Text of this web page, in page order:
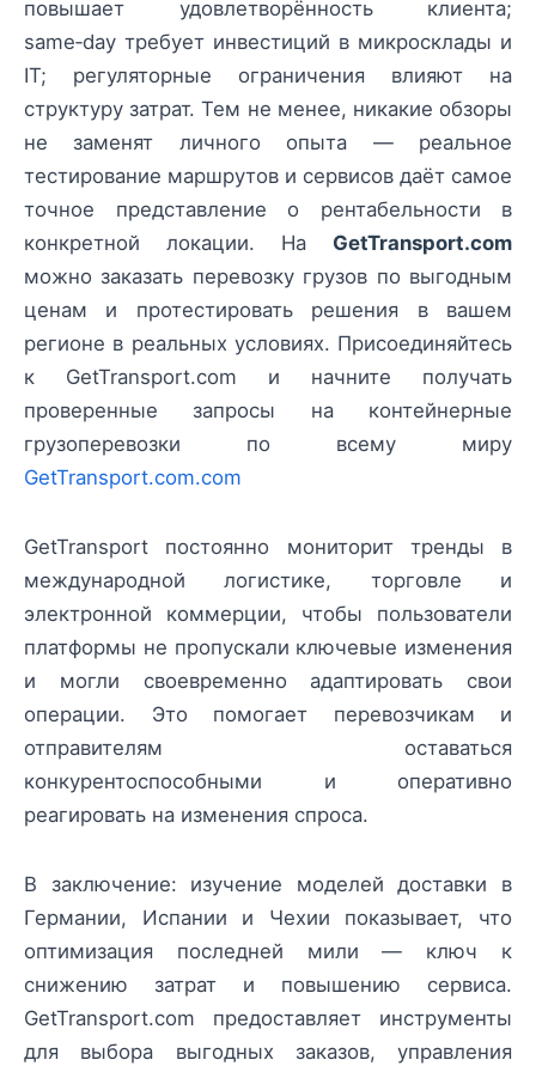
повышает удовлетворённость клиента;
same‑day требует инвестиций в микросклады и
IT; регуляторные ограничения влияют на
структуру затрат. Тем не менее, никакие обзоры
не заменят личного опыта — реальное
тестирование маршрутов и сервисов даёт самое
точное представление о рентабельности в
конкретной локации. На GetTransport.com
можно заказать перевозку грузов по выгодным
ценам и протестировать решения в вашем
регионе в реальных условиях. Присоединяйтесь
к GetTransport.com и начните получать
проверенные запросы на контейнерные
грузоперевозки по всему миру
GetTransport.com.com
GetTransport постоянно мониторит тренды в
международной логистике, торговле и
электронной коммерции, чтобы пользователи
платформы не пропускали ключевые изменения
и могли своевременно адаптировать свои
операции. Это помогает перевозчикам и
отправителям оставаться
конкурентоспособными и оперативно
реагировать на изменения спроса.
В заключение: изучение моделей доставки в
Германии, Испании и Чехии показывает, что
оптимизация последней мили — ключ к
снижению затрат и повышению сервиса.
GetTransport.com предоставляет инструменты
для выбора выгодных заказов, управления